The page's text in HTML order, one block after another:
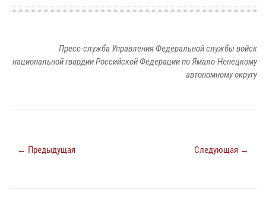
Пресс-служба Управления Федеральной службы войск
национальной гвардии Российской Федерации по Ямало-Ненецкому
автономному округу
← Предыдущая Следующая →